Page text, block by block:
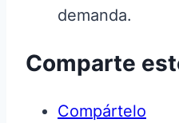
demanda.
Comparte
Compártelo